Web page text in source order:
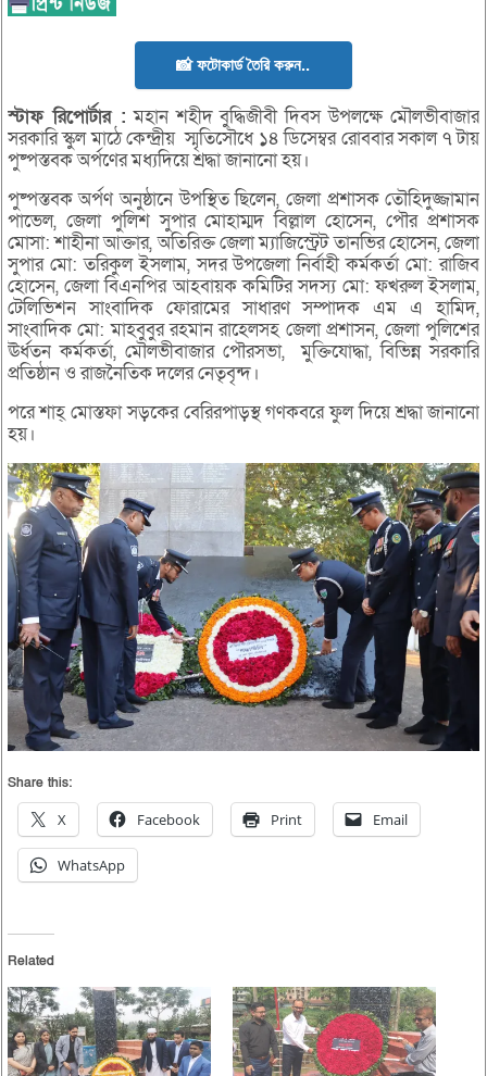
📸 ফটোকার্ড তৈরি করুন..
স্টাফরিপোর্টার : মহান শহীদ বুদ্ধিজীবী দিবস উপলক্ষে মৌলভীবাজার
সরকারি স্কুল মাঠে কেন্দ্রীয় স্মৃতিসৌধে ১৪ ডিসেম্বর রোববার সকাল ৭ টায়
পুষ্পস্তবক অর্পণের মধ্যদিয়ে শ্রদ্ধা জানানো হয়।
পুষ্পস্তবক অর্পণ অনুষ্ঠানে উপস্থিত ছিলেন, জেলা প্রশাসক তৌহিদুজ্জামান
পাভেল, জেলা পুলিশ সুপার মোহাম্মদ বিল্লাল হোসেন, পৌর প্রশাসক
মোসা: শাহীনা আক্তার, অতিরিক্ত জেলা ম্যাজিস্ট্রেট তানভির হোসেন, জেলা
সুপার মো: তরিকুল ইসলাম, সদর উপজেলা নির্বাহী কর্মকর্তা মো: রাজিব
হোসেন, জেলা বিএনপির আহবায়ক কমিটির সদস্য মো: ফখরুল ইসলাম,
টেলিভিশন সাংবাদিক ফোরামের সাধারণ সম্পাদক এম এ হামিদ,
সাংবাদিক মো: মাহবুবুর রহমান রাহেলসহ জেলা প্রশাসন, জেলা পুলিশের
ঊর্ধতন কর্মকর্তা, মৌলভীবাজার পৌরসভা, মুক্তিযোদ্ধা, বিভিন্ন সরকারি
প্রতিষ্ঠান ও রাজনৈতিক দলের নেতৃবৃন্দ।
পরে শাহ্ মোস্তফা সড়কের বেরিরপাড়স্থ গণকবরে ফুল দিয়ে শ্রদ্ধা জানানো
হয়।
Share this:
X Facebook Print Email
WhatsApp
Related